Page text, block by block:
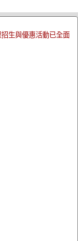
生與優惠活動已全面